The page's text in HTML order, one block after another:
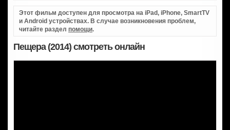
Этот фильм доступен для просмотра на iPad, iPhone, SmartTV
и Android устройствах. В случае возникновения проблем,
читайте раздел помощи.
Пещера (2014) смотреть онлайн